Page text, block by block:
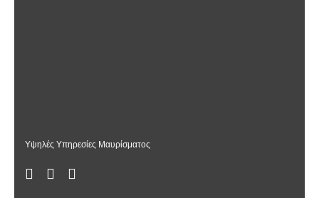
Υψηλές Υπηρεσίες Μαυρίσματος